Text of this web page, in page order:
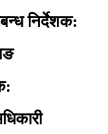
निर्देशक: